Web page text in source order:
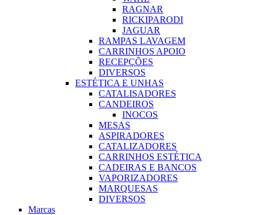
RAGNAR
RICKIPARODI
JAGUAR
RAMPAS LAVAGEM
CARRINHOS APOIO
RECEPÇÕES
DIVERSOS
ESTÉTICA E UNHAS
CATALISADORES
CANDEIROS
INOCOS
MESAS
ASPIRADORES
CATALIZADORES
CARRINHOS ESTÉTICA
CADEIRAS E BANCOS
VAPORIZADORES
MARQUESAS
DIVERSOS
Marcas